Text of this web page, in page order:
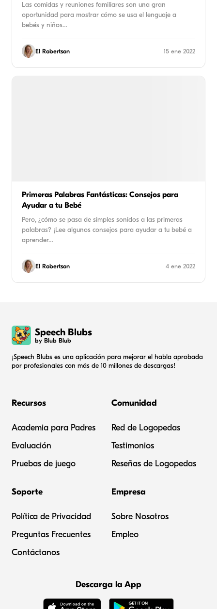
Las comidas y reuniones familiares son una gran
oportunidad para mostrar cómo se usa el lenguaje a
bebés y niños…
El Robertson 15 ene 2022
Primeras Palabras Fantásticas: Consejos para
Ayudar a tu Bebé
Pero, ¿cómo se pasa de simples sonidos a las primeras
palabras? ¡Lee algunos consejos para ayudar a tu bebé a
aprender…
El Robertson 4 ene 2022
Speech Blubs
by Blub Blub
¡Speech Blubs es una aplicación para mejorar el habla aprobada
por profesionales con más de 10 millones de descargas!
Recursos
Academia para Padres
Evaluación
Pruebas de juego
Comunidad
Red de Logopedas
Testimonios
Reseñas de Logopedas
Soporte
Política de Privacidad
Preguntas Frecuentes
Contáctanos
Empresa
Sobre Nosotros
Empleo
Descarga la App